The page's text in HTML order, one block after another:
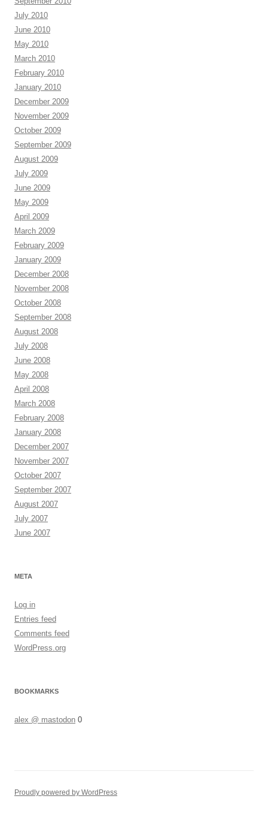
July 2010
June 2010
May 2010
March 2010
February 2010
January 2010
December 2009
November 2009
October 2009
September 2009
August 2009
July 2009
June 2009
May 2009
April 2009
March 2009
February 2009
January 2009
December 2008
November 2008
October 2008
September 2008
August 2008
July 2008
June 2008
May 2008
April 2008
March 2008
February 2008
January 2008
December 2007
November 2007
October 2007
September 2007
August 2007
July 2007
June 2007
META
Log in
Entries feed
Comments feed
WordPress.org
BOOKMARKS
alex @ mastodon 0
Proudly powered by WordPress